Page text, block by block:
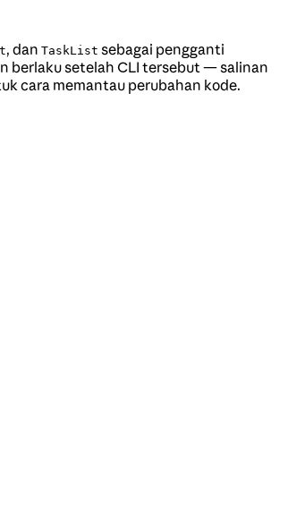
, dan TaskList sebagai pengganti
berlaku setelah CLI tersebut — salinan
cara memantau perubahan kode.